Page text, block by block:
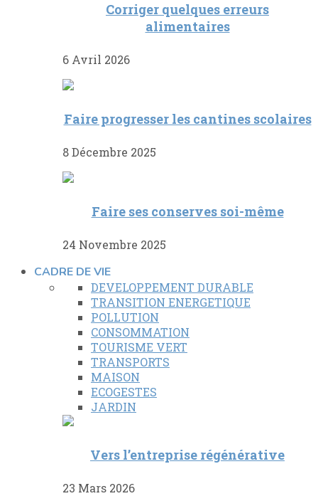
Corriger quelques erreurs
alimentaires
6 Avril 2026
Faire progresser les cantines scolaires
8 Décembre 2025
Faire ses conserves soi-même
24 Novembre 2025
CADRE DE VIE
DEVELOPPEMENT DURABLE
TRANSITION ENERGETIQUE
POLLUTION
CONSOMMATION
TOURISME VERT
TRANSPORTS
MAISON
ECOGESTES
JARDIN
Vers l’entreprise régénérative
23 Mars 2026